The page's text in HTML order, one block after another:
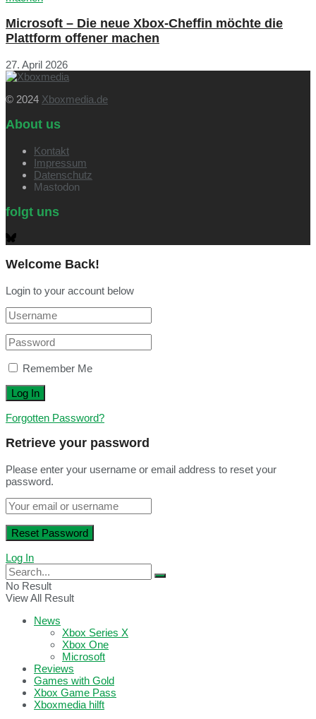
Microsoft – Die neue Xbox-Cheffin möchte die
Plattform offener machen
27. April 2026
© 2024 Xboxmedia.de
About us
Kontakt
Impressum
Datenschutz
Mastodon
folgt uns
Welcome Back!
Login to your account below
Remember Me
Forgotten Password?
Retrieve your password
Please enter your username or email address to reset your
password.
Log In
No Result
View All Result
News
Xbox Series X
Xbox One
Microsoft
Reviews
Games with Gold
Xbox Game Pass
Xboxmedia hilft